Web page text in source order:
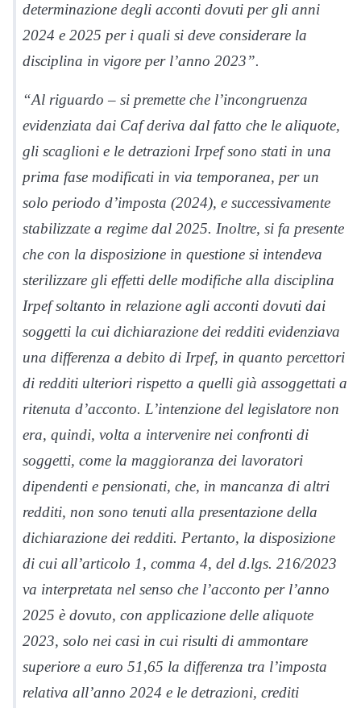
determinazione degli acconti dovuti per gli anni
2024 e 2025 per i quali si deve considerare la
disciplina in vigore per l’anno 2023”.
“Al riguardo – si premette che l’incongruenza
evidenziata dai Caf deriva dal fatto che le aliquote,
gli scaglioni e le detrazioni Irpef sono stati in una
prima fase modificati in via temporanea, per un
solo periodo d’imposta (2024), e successivamente
stabilizzate a regime dal 2025. Inoltre, si fa presente
che con la disposizione in questione si intendeva
sterilizzare gli effetti delle modifiche alla disciplina
Irpef soltanto in relazione agli acconti dovuti dai
soggetti la cui dichiarazione dei redditi evidenziava
una differenza a debito di Irpef, in quanto percettori
di redditi ulteriori rispetto a quelli già assoggettati a
ritenuta d’acconto. L’intenzione del legislatore non
era, quindi, volta a intervenire nei confronti di
soggetti, come la maggioranza dei lavoratori
dipendenti e pensionati, che, in mancanza di altri
redditi, non sono tenuti alla presentazione della
dichiarazione dei redditi. Pertanto, la disposizione
di cui all’articolo 1, comma 4, del d.lgs. 216/2023
va interpretata nel senso che l’acconto per l’anno
2025 è dovuto, con applicazione delle aliquote
2023, solo nei casi in cui risulti di ammontare
superiore a euro 51,65 la differenza tra l’imposta
relativa all’anno 2024 e le detrazioni, crediti